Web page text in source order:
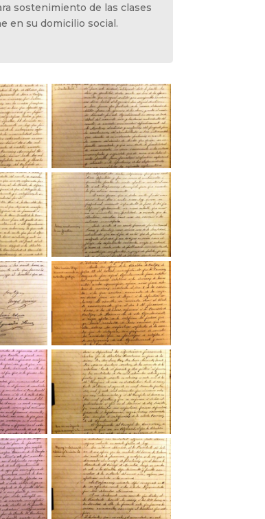
sostenimiento de las clases
en su domicilio social.